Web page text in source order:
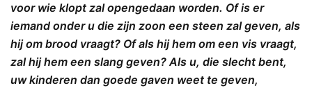
voor wie klopt zal opengedaan worden. Of is er
iemand onder u die zijn zoon een steen zal geven, als
hij om brood vraagt? Of als hij hem om een vis vraagt,
zal hij hem een slang geven? Als u, die slecht bent,
uw kinderen dan goede gaven weet te geven,